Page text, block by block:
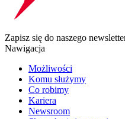
Zapisz się do naszego
Nawigacja
Możliwości
Komu służymy
Co robimy
Kariera
Newsroom